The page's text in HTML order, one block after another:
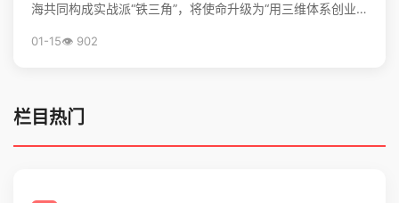
海共同构成实战派“铁三角”，将使命升级为“用三维体系创业
01-15👁️ 902
栏目热门